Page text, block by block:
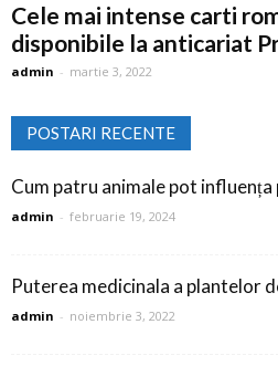
Cele mai intense carti
disponibile la anticariat
admin - martie 3, 2022
POSTARI RECENTE
Cum patru animale pot influența
admin - februarie 19, 2024
Puterea medicinala a plantelor
admin - noiembrie 3, 2022